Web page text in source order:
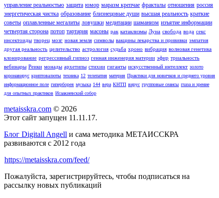
управление реальностью защита юмор маразм крепчае фракталы отношения россия
энергетическая чистка образование близнецовые души высшая реальность краткие
советы оплавленные мегалиты ловушки медитации шаманизм изъятие информации
четвертая сторона потоп тартария масоны рак катаклизмы Луна свобода вода секс
инсектоиды творец мозг новая земля символы вакцины лекарства и прививки эмпатия
другая реальность целительство астрология судьба хроно вибрация волновая генетика
клонирование регрессивный гипноз генная инженерия материи эфир триальность
вебинары Реики монады архетипы стихии гиганты искусственный интеллект золото
коронавирус криптовалюты техника 12 телепатия материя Практики для новичков и среднего уровня
информационное поле гиперборея музыка 144 вера КНТП вирус групповые сеансы глаза и зрение
для опытных практиков Исаакиевский собор
metaisskra.com © 2026
Этот сайт запущен 11.11.17.
Блог Digitall Angell и сама методика МЕТАИССКРА
развиваются с 2012 года
https://metaisskra.com/feed/
Пожалуйста, зарегистрируйтесь, чтобы подписаться на
рассылку новых публикаций